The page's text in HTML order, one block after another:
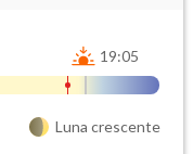
19:05
Luna crescente